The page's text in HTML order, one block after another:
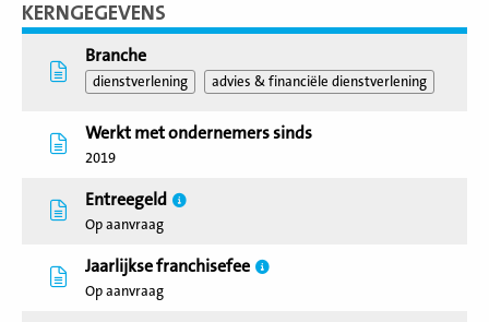
KERNGEGEVENS
Branche
dienstverlening advies & financiële dienstverlening
Werkt met ondernemers sinds
2019
Entreegeld
Op aanvraag
Jaarlijkse franchisefee
Op aanvraag